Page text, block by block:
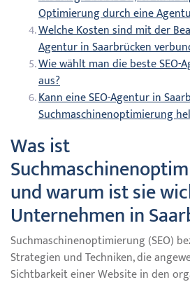
Optimierung durch eine
Welche Kosten sind mit der
Agentur in Saarbrücken
Wie wählt man die beste SEO-
aus?
Kann eine SEO-Agentur in
Suchmaschinenoptimierung
Was ist
und warum ist sie
Unternehmen in
Suchmaschinenoptimierung (SEO)
Strategien und Techniken, die
Sichtbarkeit einer Website in den